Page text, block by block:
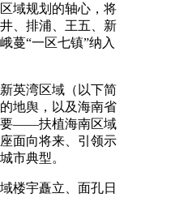
域规划的轴心，将
、排浦、王五、新
蔓“一区七镇”纳入
湾区域（以下简
地舆，以及海南省
要——扶植海南区域
面向将来、引领示
市典型。
宇矗立、面孔日